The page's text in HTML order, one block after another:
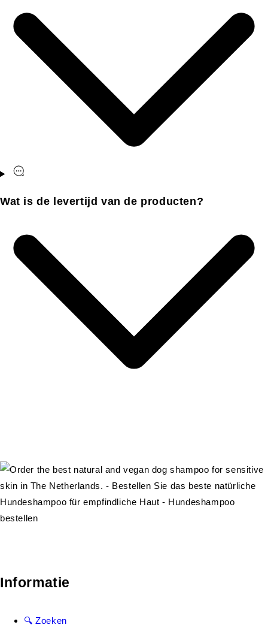
Wat is de levertijd van de producten?
Informatie
🔍 Zoeken